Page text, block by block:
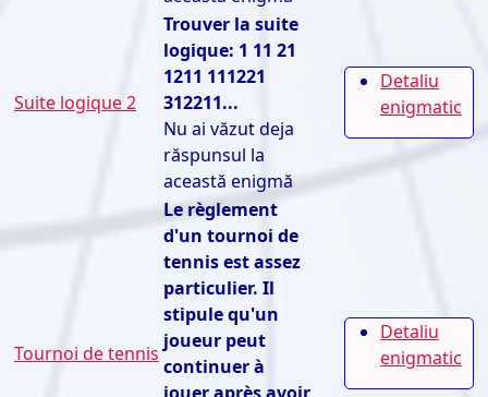
Suite logique 2
Trouver la suite
logique: 1 11 21
1211 111221
312211...
Nu ai văzut deja
răspunsul la
această enigmă
Detaliu
enigmatic
Tournoi de tennis
Le règlement
d'un tournoi de
tennis est assez
particulier. Il
stipule qu'un
joueur peut
continuer à
Detaliu
enigmatic